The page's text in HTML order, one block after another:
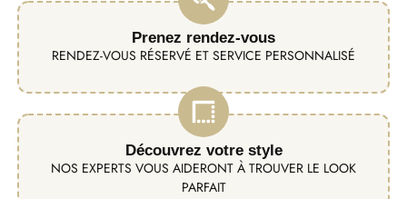
Prenez rendez-vous
RENDEZ-VOUS RÉSERVÉ ET SERVICE PERSONNALISÉ
Découvrez votre style
NOS EXPERTS VOUS AIDERONT À TROUVER LE LOOK
PARFAIT